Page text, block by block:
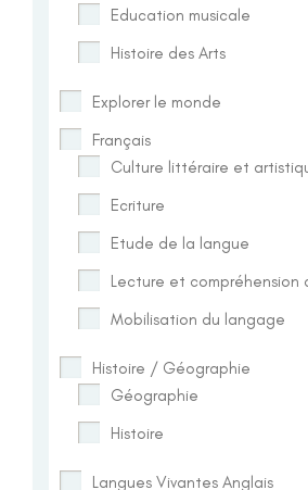
Education musicale
Histoire des Arts
Explorer le monde
Français
Culture littéraire et
Ecriture
Etude de la langue
Lecture et compréhension
Mobilisation du langage
Histoire / Géographie
Géographie
Histoire
Langues Vivantes Anglais